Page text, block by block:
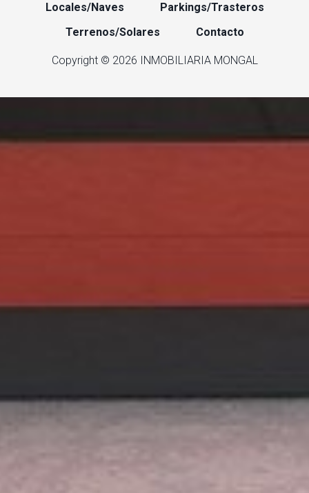
Locales/Naves
Parkings/Trasteros
Terrenos/Solares
Contacto
Copyright © 2026 INMOBILIARIA MONGAL